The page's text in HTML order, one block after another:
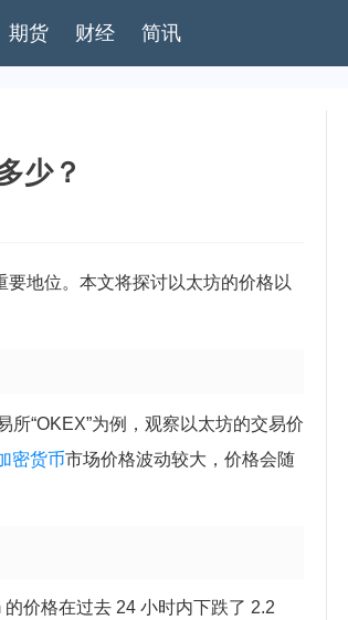
期货 财经 简讯
少？
地位。本文将探讨以太坊的价格以
所“OKEX”为例，观察以太坊的交易价
密货币市场价格波动较大，价格会随
价格在过去 24 小时内下跌了 2.2